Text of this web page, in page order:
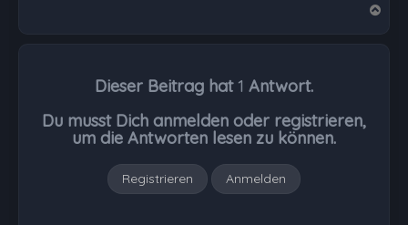
Dieser Beitrag hat 1 Antwort.
Du musst Dich anmelden oder registrieren,
um die Antworten lesen zu können.
Registrieren Anmelden